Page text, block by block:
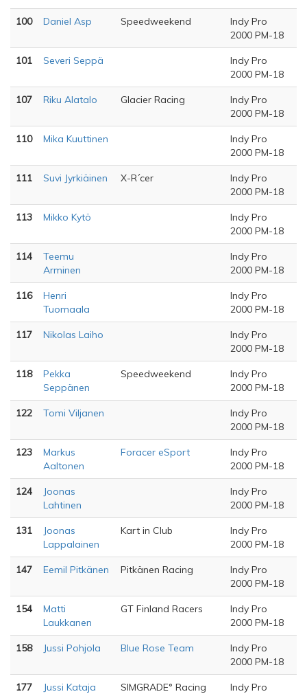
100 Daniel Asp Speedweekend
Indy Pro
2000 PM-18
101 Severi Seppä
Indy Pro
2000 PM-18
107 Riku Alatalo Glacier Racing
Indy Pro
2000 PM-18
110 Mika Kuuttinen
Indy Pro
2000 PM-18
111 Suvi Jyrkiäinen X-R´cer
Indy Pro
2000 PM-18
113 Mikko Kytö
Indy Pro
2000 PM-18
114
Teemu
Arminen
Indy Pro
2000 PM-18
116
Henri
Tuomaala
Indy Pro
2000 PM-18
117 Nikolas Laiho
Indy Pro
2000 PM-18
118
Pekka
Seppänen
Speedweekend
Indy Pro
2000 PM-18
122 Tomi Viljanen
Indy Pro
2000 PM-18
123
Markus
Aaltonen
Foracer eSport
Indy Pro
2000 PM-18
124
Joonas
Lahtinen
Indy Pro
2000 PM-18
131
Joonas
Lappalainen
Kart in Club
Indy Pro
2000 PM-18
147 Eemil Pitkänen Pitkänen Racing
Indy Pro
2000 PM-18
154
Matti
Laukkanen
GT Finland Racers
Indy Pro
2000 PM-18
158 Jussi Pohjola Blue Rose Team
Indy Pro
2000 PM-18
177 Jussi Kataja SIMGRADE° Racing
Indy Pro